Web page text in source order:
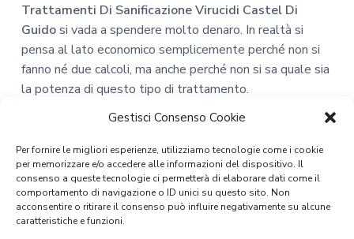
Gestisci Consenso Cookie
Per fornire le migliori esperienze, utilizziamo tecnologie come i cookie
per memorizzare e/o accedere alle informazioni del dispositivo. Il
consenso a queste tecnologie ci permetterà di elaborare dati come il
comportamento di navigazione o ID unici su questo sito. Non
acconsentire o ritirare il consenso può influire negativamente su alcune
caratteristiche e funzioni.
Trattamenti Di Sanificazione Virucidi Castel Di
Guidosi vada a spendere molto denaro. In realtà si
pensa al lato economico semplicemente perché non si
fanno né due calcoli, ma anche perché non si sa quale sia
la potenza di questo tipo di trattamento.
Acquistando tanti prodotti detergenti, che magari sono
anche costosi, essi per riuscire a dare qualche buon
risultato, devono essere usati ogni ora. Puliscono
nell’immediato, ma non offrono un aiuto nel lungo
termine. Questo vuol dire che potremmo spendere
anche centinaia di euro al mese e non avere una buona